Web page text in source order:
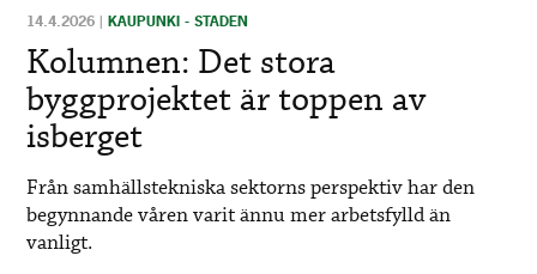
14.4.2026 |KAUPUNKI - STADEN
Kolumnen: Det stora
byggprojektet är toppen av
isberget
Från samhällstekniska sektorns perspektiv har den
begynnande våren varit ännu mer arbetsfylld än
vanligt.